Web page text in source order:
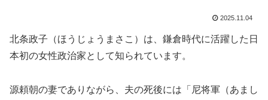
2025.11.04
北条政子（ほうじょうまさこ）は、鎌倉時代に活躍した日
本初の女性政治家として知られています。
源頼朝の妻でありながら、夫の死後には「尼将軍（あまし